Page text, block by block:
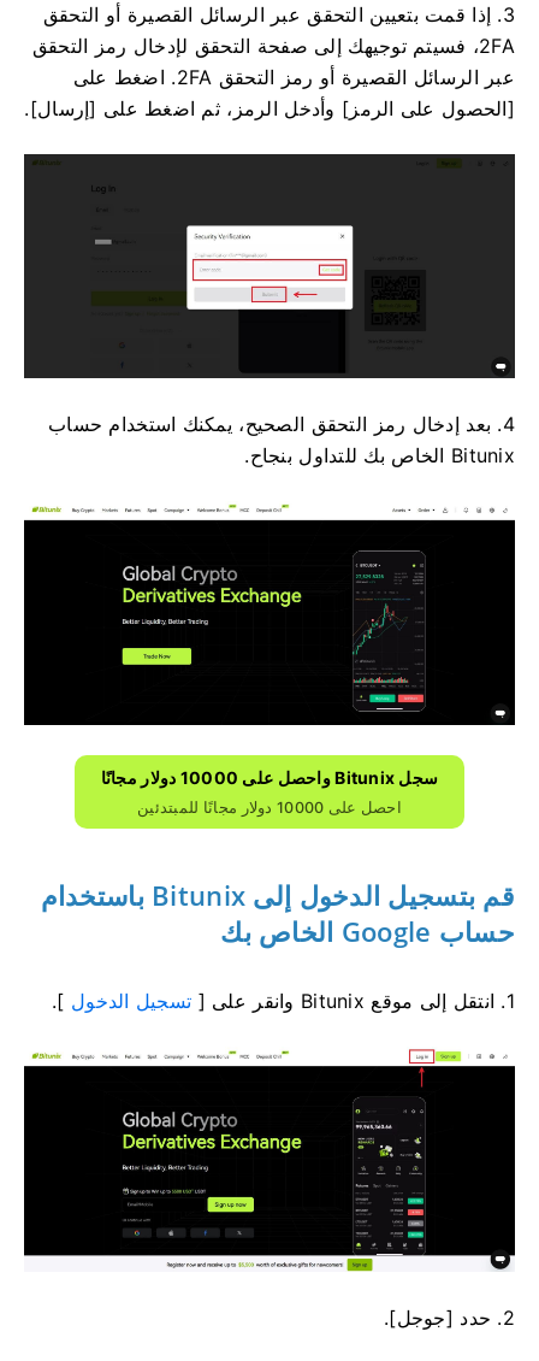
3. إذا قمت بتعيين التحقق عبر الرسائل القصيرة أو التحقق
2FA، فسيتم توجيهك إلى صفحة التحقق لإدخال رمز التحقق
عبر الرسائل القصيرة أو رمز التحقق 2FA.
اضغط على
[الحصول على الرمز] وأدخل الرمز، ثم اضغط على [إرسال].
4. بعد إدخال رمز التحقق الصحيح، يمكنك استخدام حساب
Bitunix الخاص بك للتداول بنجاح.
سجل Bitunix واحصل على 10000 دولار مجانًا
احصل على 10000 دولار مجانًا للمبتدئين
قم بتسجيل الدخول إلى Bitunix باستخدام
حساب Google الخاص بك
1. انتقل إلى موقع Bitunix وانقر على [ تسجيل الدخول ].
2. حدد [جوجل].